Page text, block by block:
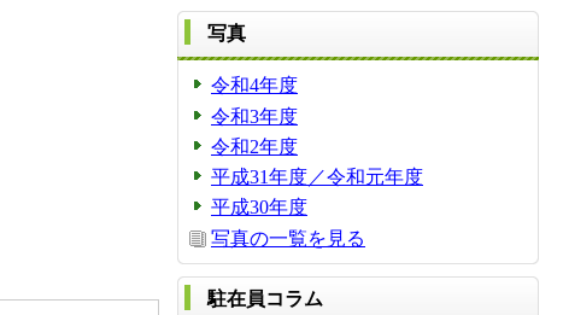
写真
令和4年度
令和3年度
令和2年度
平成31年度／令和元年度
平成30年度
写真の一覧を見る
駐在員コラム